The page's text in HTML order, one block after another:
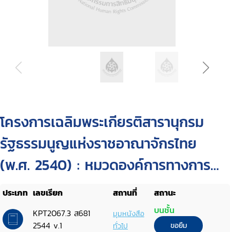
โครงการเฉลิมพระเกียรติสารานุกรม
รัฐธรรมนูญแห่งราชอาณาจักรไทย
(พ.ศ. 2540) : หมวดองค์การทางการ
เมือง
ประเภท เลขเรียก สถานที่
สถานะ
KPT2067.3 ส681
2544 v.1
มุมหนังสือ
ทั่วไป
บนชั้น
ขอยืม